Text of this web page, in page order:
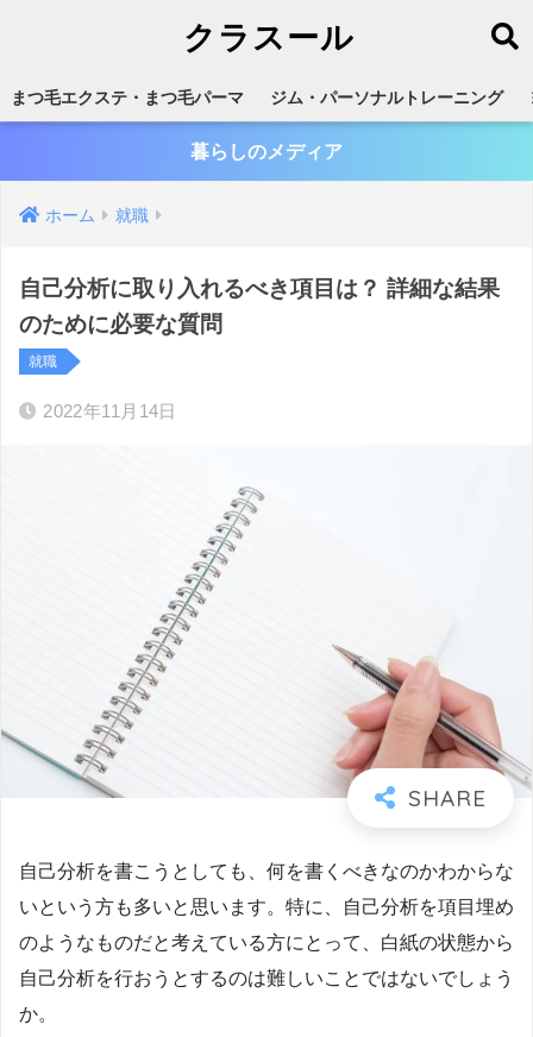
クラスール
まつ毛エクステ・まつ毛パーマ ジム・パーソナルトレーニング
暮らしのメディア
ホーム 就職
自己分析に取り入れるべき項目は？ 詳細な結果
のために必要な質問
就職
2022年11月14日
自己分析を書こうとしても、何を書くべきなのかわからな
いという方も多いと思います。特に、自己分析を項目埋め
のようなものだと考えている方にとって、白紙の状態から
自己分析を行おうとするのは難しいことではないでしょう
か。